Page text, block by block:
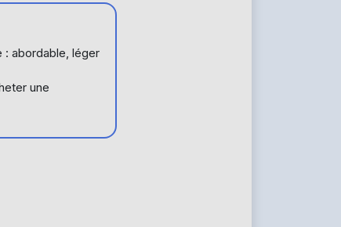
: abordable, léger
une